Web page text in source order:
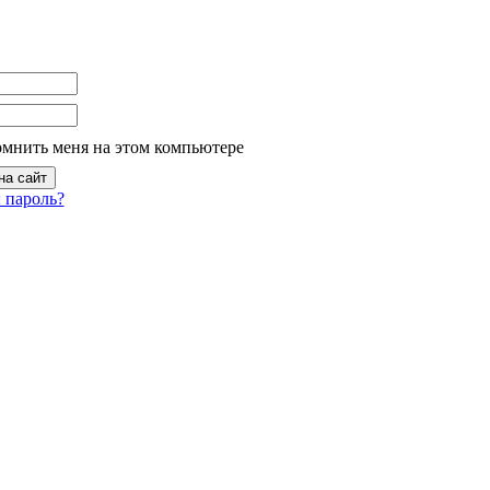
меня на этом компьютере